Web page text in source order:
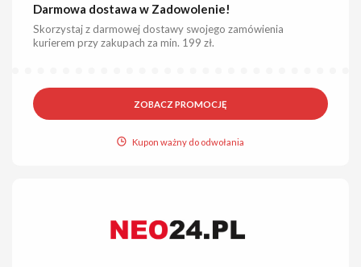
Darmowa dostawa w Zadowolenie!
Skorzystaj z darmowej dostawy swojego zamówienia
kurierem przy zakupach za min. 199 zł.
ZOBACZ PROMOCJĘ
Kupon ważny do odwołania